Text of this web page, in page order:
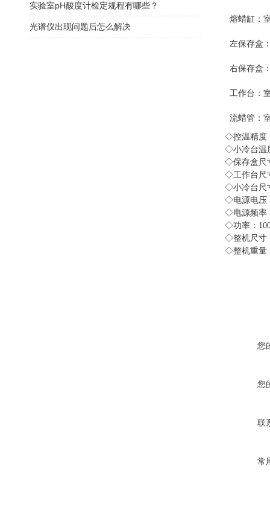
熔蜡缸：
左保存盒
右保存盒
工作台：
流蜡管：
◇控温精度
◇小冷台温
◇保存盒尺
◇工作台尺
◇小冷台尺
◇电源电压
◇电源频率
◇功率：
◇整机尺寸
◇整机重量
您
您
联
常
实验室pH酸度计检定规程有哪些？
光谱仪出现问题后怎么解决